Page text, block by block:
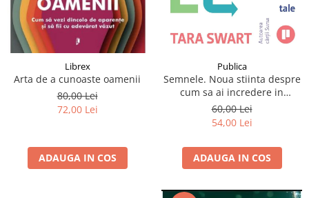
Librex
Arta de a cunoaste oamenii
80,00 Lei
72,00 Lei
ADAUGA IN COS
Publica
Semnele. Noua stiinta despre
cum sa ai incredere in
instinctele tale
60,00 Lei
54,00 Lei
ADAUGA IN COS